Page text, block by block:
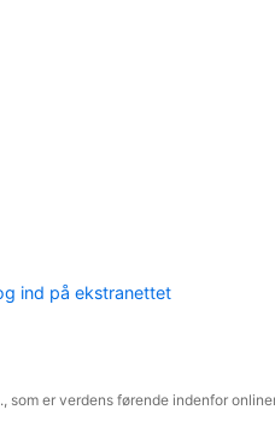
ind på ekstranettet
som er verdens førende indenfor